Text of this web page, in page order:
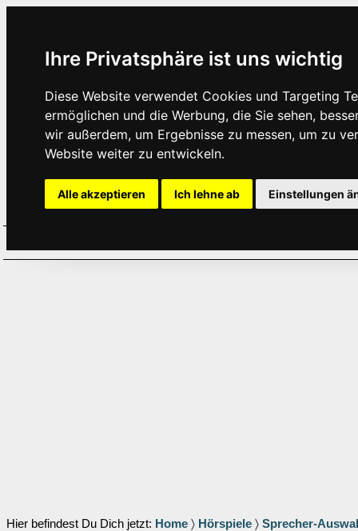
Ihre Privatsphäre ist uns wichtig
Diese Website verwendet Cookies und Targeting
ermöglichen und die Werbung, die Sie sehen,
wir außerdem, um Ergebnisse zu messen, um zu
Website weiter zu entwickeln.
Alle akzeptieren Ich lehne ab Einstellungen
Hier befindest Du Dich jetzt: Home 〉 Hörspiele 〉 Sprecher-